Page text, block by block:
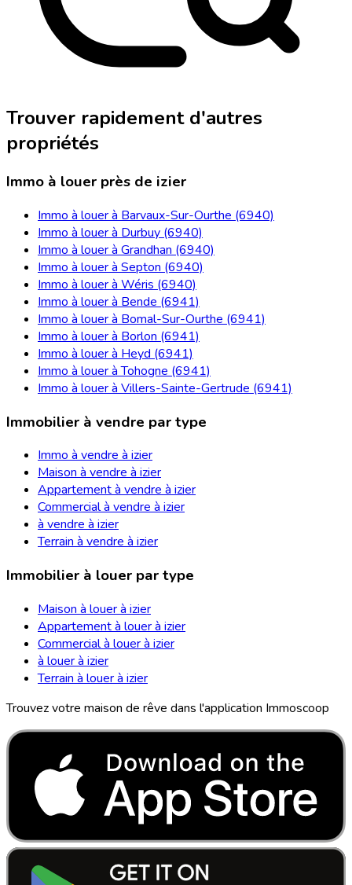
Trouver rapidement d'autres
propriétés
Immo à louer près de izier
Immo à louer à Barvaux-Sur-Ourthe (6940)
Immo à louer à Durbuy (6940)
Immo à louer à Grandhan (6940)
Immo à louer à Septon (6940)
Immo à louer à Wéris (6940)
Immo à louer à Bende (6941)
Immo à louer à Bomal-Sur-Ourthe (6941)
Immo à louer à Borlon (6941)
Immo à louer à Heyd (6941)
Immo à louer à Tohogne (6941)
Immo à louer à Villers-Sainte-Gertrude (6941)
Immobilier à vendre par type
Immo à vendre à izier
Maison à vendre à izier
Appartement à vendre à izier
Commercial à vendre à izier
à vendre à izier
Terrain à vendre à izier
Immobilier à louer par type
Maison à louer à izier
Appartement à louer à izier
Commercial à louer à izier
à louer à izier
Terrain à louer à izier
Trouvez votre maison de rêve dans l'application Immoscoop